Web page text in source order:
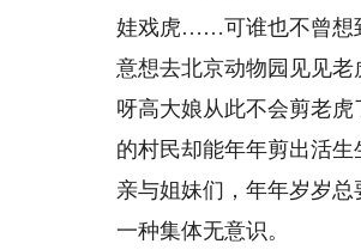
娃戏虎……可谁也不曾想
意想去北京动物园见见
呀高大娘从此不会剪老
的村民却能年年剪出活
亲与姐妹们，年年岁岁
一种集体无意识。